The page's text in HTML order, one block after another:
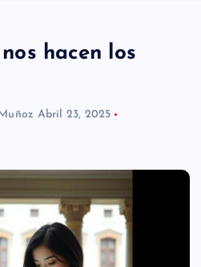
hacen los
Abril 23, 2025